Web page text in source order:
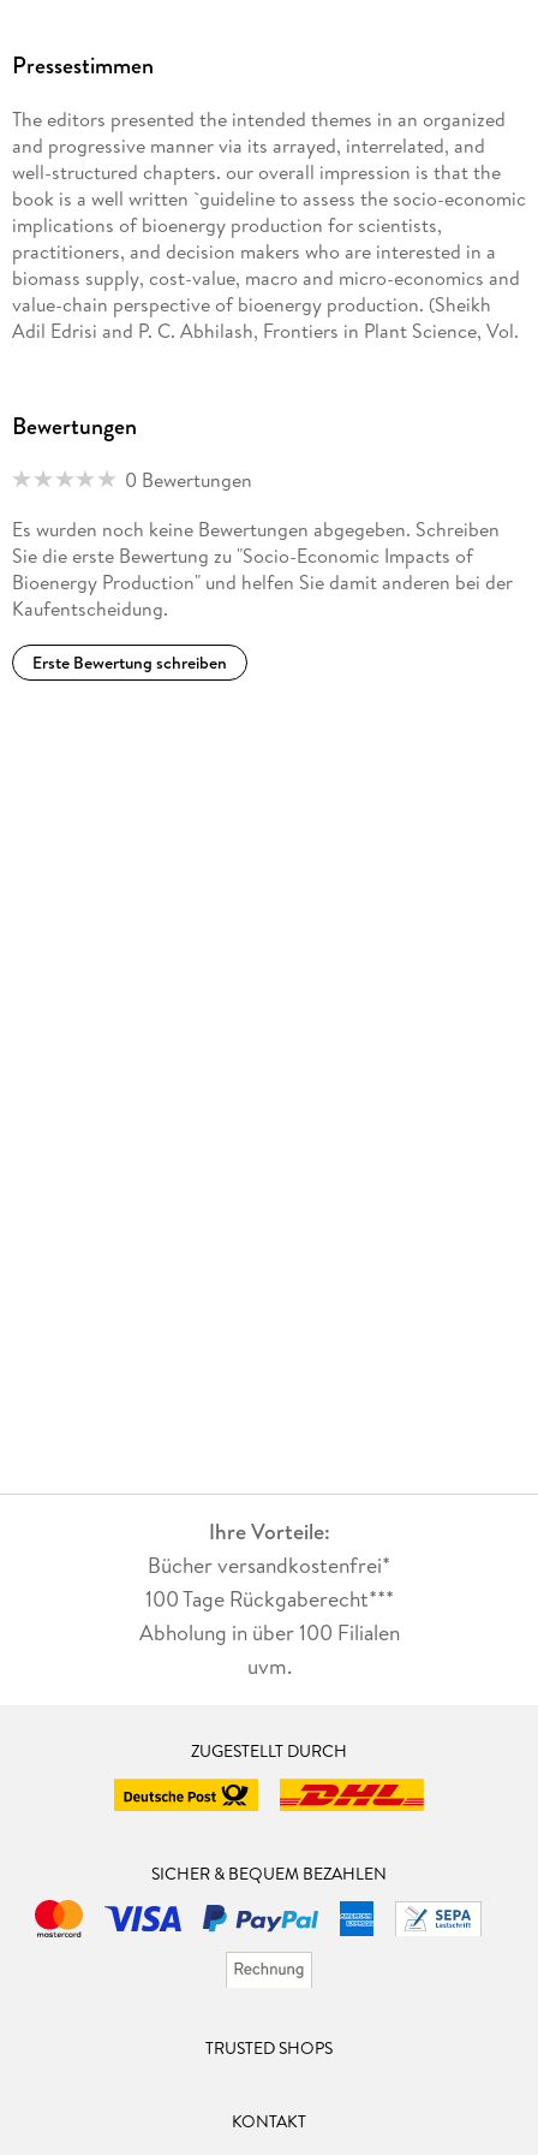
economic impacts of a lignocellulosic ethanol refinery in
Canada. - 15. Biogas from organic waste in African cities. -
16. Analysis of socio-economic indicators on different
bioenergy case studies. - 17. Summary: The contribution of
bioenergy to energy access and energy security. - Index.
Pressestimmen
The editors presented the intended themes in an organized
and progressive manner via its arrayed, interrelated, and
well-structured chapters. our overall impression is that the
book is a well written `guideline to assess the socio-economic
implications of bioenergy production for scientists,
practitioners, and decision makers who are interested in a
biomass supply, cost-value, macro and micro-economics and
value-chain perspective of bioenergy production. (Sheikh
Adil Edrisi and P. C. Abhilash, Frontiers in Plant Science, Vol.
Bewertungen
0 Bewertungen
Es wurden noch keine Bewertungen abgegeben. Schreiben
Sie die erste Bewertung zu "Socio-Economic Impacts of
Bioenergy Production" und helfen Sie damit anderen bei der
Kaufentscheidung.
Erste Bewertung schreiben
Ihre Vorteile:
Bücher versandkostenfrei*
100 Tage Rückgaberecht***
Abholung in über 100 Filialen
uvm.
ZUGESTELLT DURCH
SICHER & BEQUEM BEZAHLEN
TRUSTED SHOPS
KONTAKT